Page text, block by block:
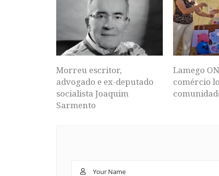
Morreu escritor,
advogado e ex-deputado
socialista Joaquim
Sarmento
Lamego
comércio